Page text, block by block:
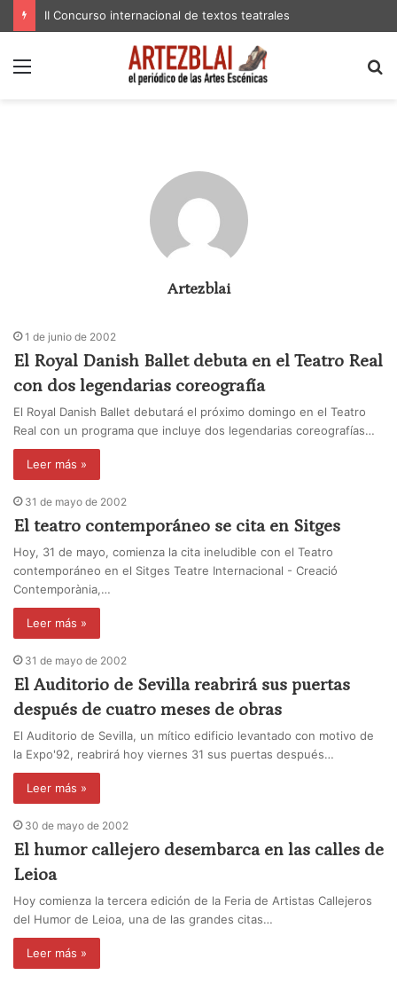
II Concurso internacional de textos teatrales
Menú
Artezblai
1 de junio de 2002
El Royal Danish Ballet debuta en el Teatro Real
con dos legendarias coreografía
El Royal Danish Ballet debutará el próximo domingo en el Teatro
Real con un programa que incluye dos legendarias coreografías…
Leer más »
31 de mayo de 2002
El teatro contemporáneo se cita en Sitges
Hoy, 31 de mayo, comienza la cita ineludible con el Teatro
contemporáneo en el Sitges Teatre Internacional - Creació
Contemporània,…
Leer más »
31 de mayo de 2002
El Auditorio de Sevilla reabrirá sus puertas
después de cuatro meses de obras
El Auditorio de Sevilla, un mítico edificio levantado con motivo de
la Expo'92, reabrirá hoy viernes 31 sus puertas después…
Leer más »
30 de mayo de 2002
El humor callejero desembarca en las calles de
Leioa
Hoy comienza la tercera edición de la Feria de Artistas Callejeros
del Humor de Leioa, una de las grandes citas…
Leer más »